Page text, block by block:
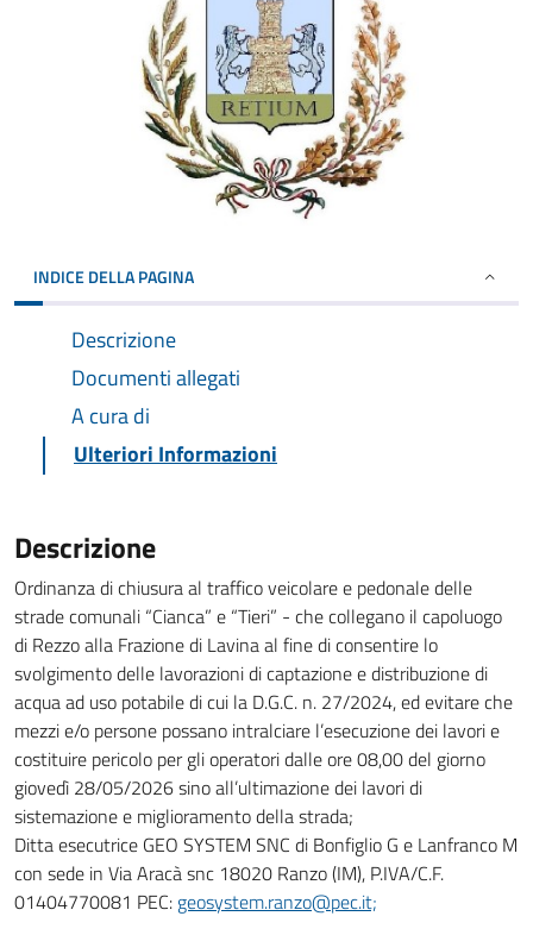
INDICE DELLA PAGINA
Descrizione
Documenti allegati
A cura di
Ulteriori Informazioni
Descrizione
Ordinanza di chiusura al traffico veicolare e pedonale delle
strade comunali “Cianca” e “Tieri” - che collegano il capoluogo
di Rezzo alla Frazione di Lavina al fine di consentire lo
svolgimento delle lavorazioni di captazione e distribuzione di
acqua ad uso potabile di cui la D.G.C. n. 27/2024, ed evitare che
mezzi e/o persone possano intralciare l’esecuzione dei lavori e
costituire pericolo per gli operatori dalle ore 08,00 del giorno
giovedì 28/05/2026 sino all’ultimazione dei lavori di
sistemazione e miglioramento della strada;
Ditta esecutrice GEO SYSTEM SNC di Bonfiglio G e Lanfranco M
con sede in Via Aracà snc 18020 Ranzo (IM), P.IVA/C.F.
01404770081 PEC: geosystem.ranzo@pec.it;